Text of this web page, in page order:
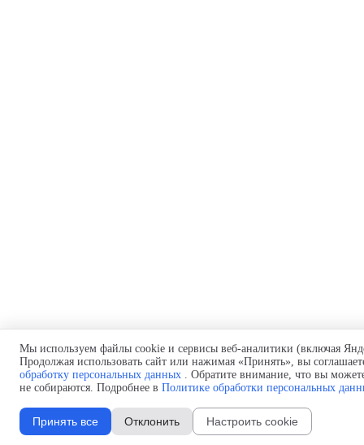
Мы используем файлы cookie и сервисы веб-аналитики (включая
Продолжая использовать сайт или нажимая «Принять», вы
обработку персональных данных . Обратите внимание, что вы
не собираются. Подробнее в Политике обработки персональных
Принять все Отклонить Настроить cookie